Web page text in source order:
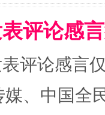
"
评论感
评论感言
、中国全